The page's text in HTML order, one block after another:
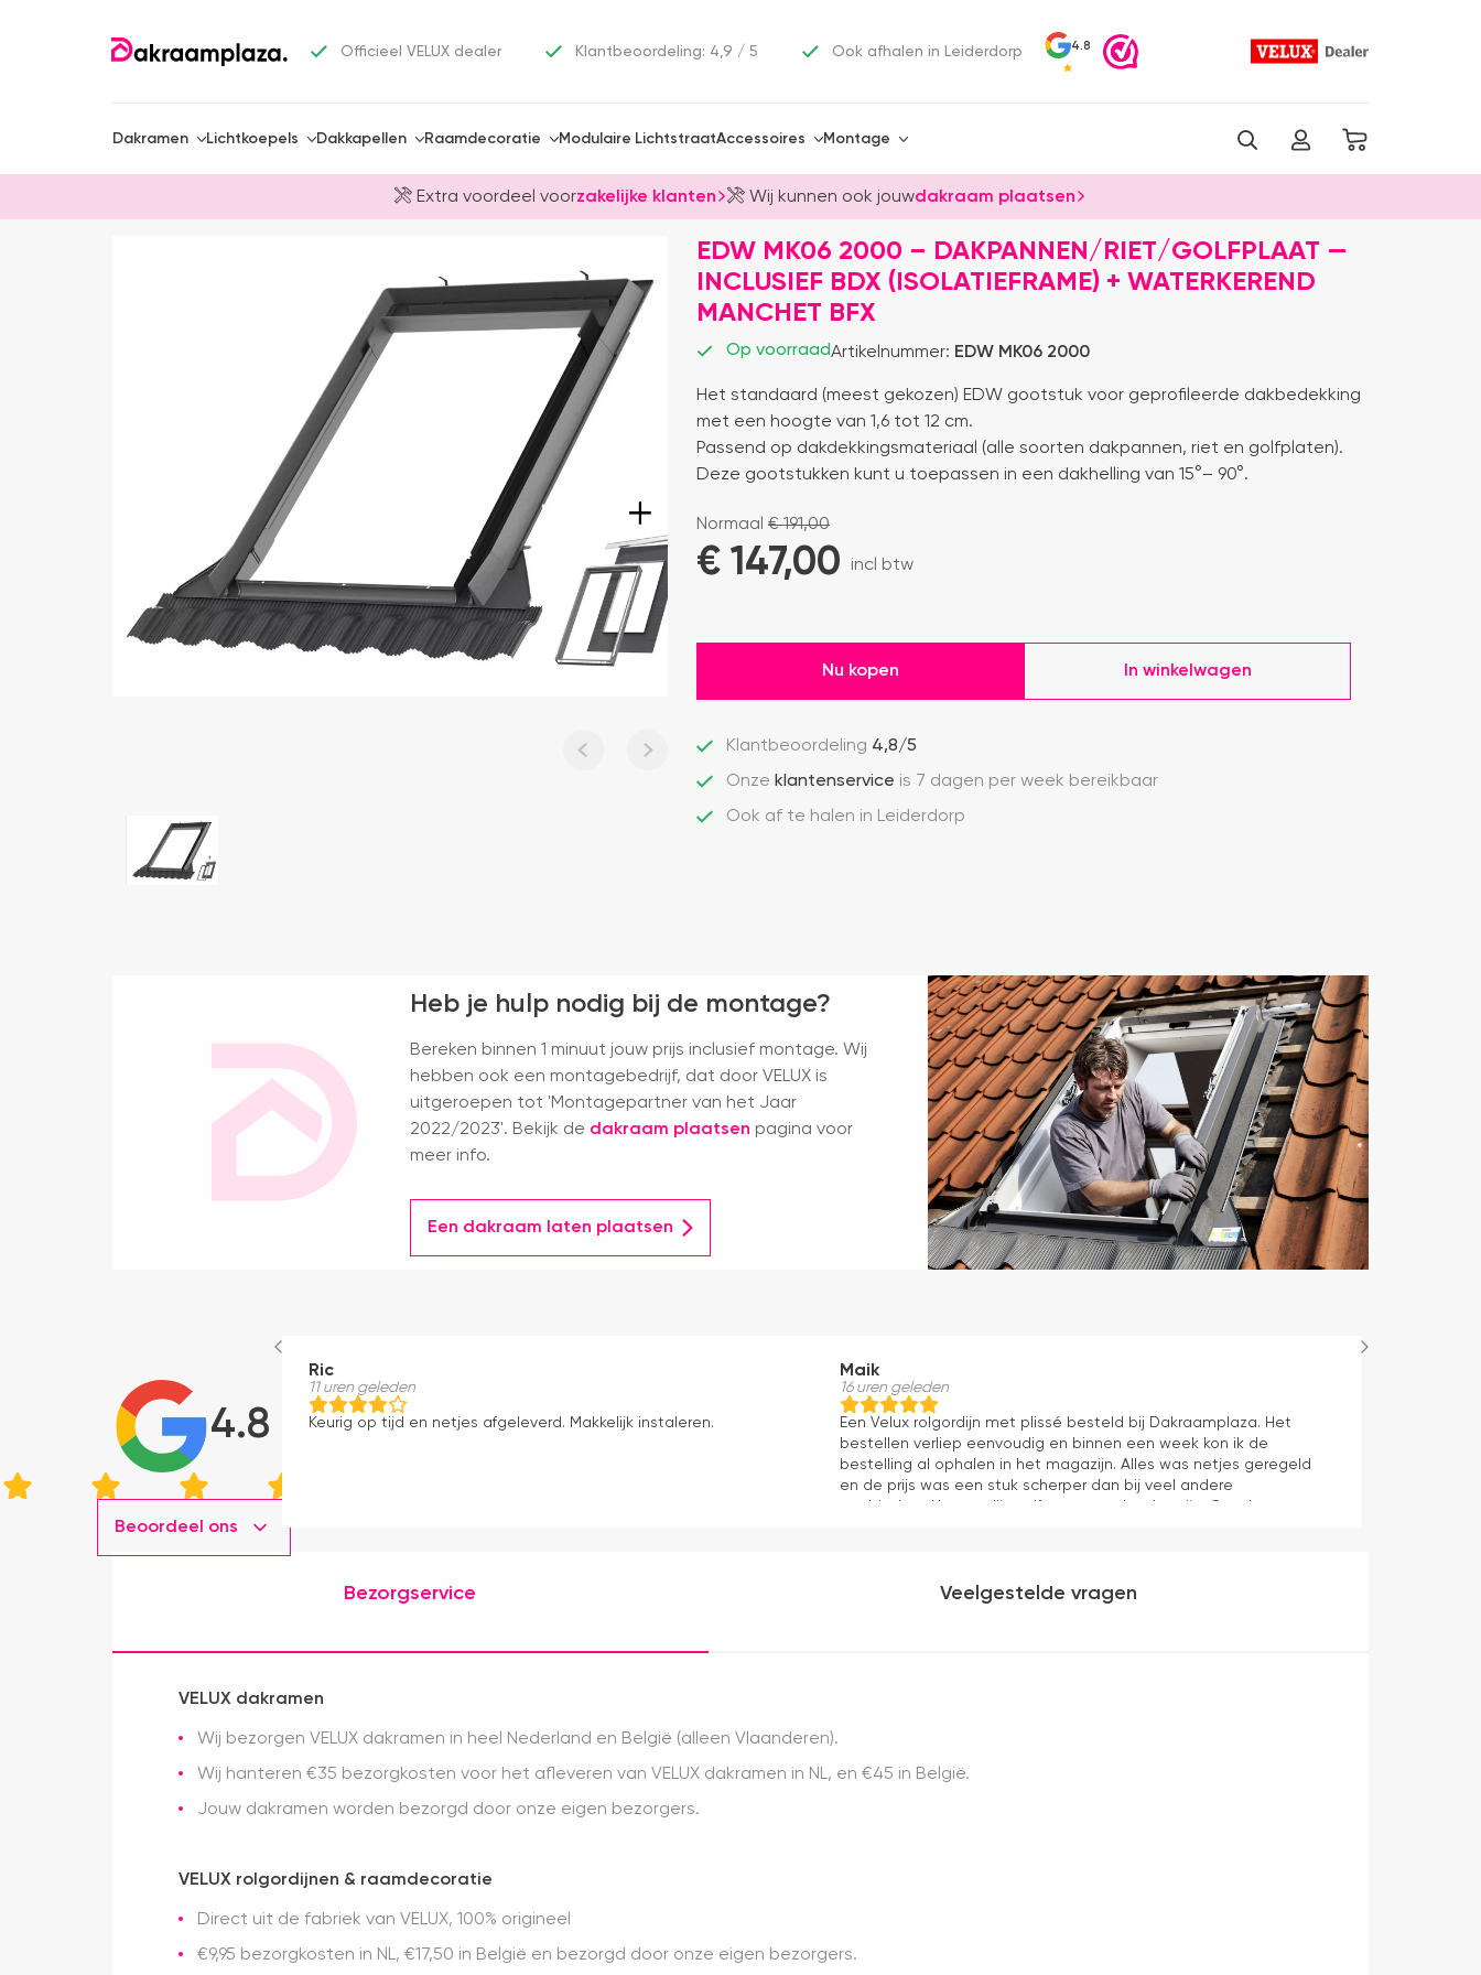
Officieel VELUX dealer Klantbeoordeling: 4,9 / 5 Ook afhalen in Leiderdorp 4.8
Dakramen Lichtkoepels Dakkapellen Raamdecoratie Modulaire LichtstraatAccessoires Montage
Extra voordeel voorzakelijke klanten Wij kunnen ook jouwdakraam plaatsen
EDW MK06 2000 – DAKPANNEN/RIET/GOLFPLAAT —
INCLUSIEF BDX (ISOLATIEFRAME) + WATERKEREND
MANCHET BFX
Op voorraadArtikelnummer: EDW MK06 2000
Het standaard (meest gekozen) EDW gootstuk voor geprofileerde dakbedekking
met een hoogte van 1,6 tot 12 cm.
Passend op dakdekkingsmateriaal (alle soorten dakpannen, riet en golfplaten).
Deze gootstukken kunt u toepassen in een dakhelling van 15°– 90°.
Normaal €191,00
€ 147,00 incl btw
Nu kopen In winkelwagen
Klantbeoordeling 4,8/5
Onze klantenservice is 7 dagen per week bereikbaar
Ook af te halen in Leiderdorp
Heb je hulp nodig bij de montage?
Bereken binnen 1 minuut jouw prijs inclusief montage. Wij
hebben ook een montagebedrijf, dat door VELUX is
uitgeroepen tot 'Montagepartner van het Jaar
2022/2023'. Bekijk de dakraam plaatsen pagina voor
meer info.
Een dakraam laten plaatsen
4.8
Beoordeel ons
Ric
11 uren geleden
Keurig op tijd en netjes afgeleverd. Makkelijk instaleren.
Maik
16 uren geleden
Een Velux rolgordijn met plissé besteld bij Dakraamplaza. Het
bestellen verliep eenvoudig en binnen een week kon ik de
bestelling al ophalen in het magazijn. Alles was netjes geregeld
en de prijs was een stuk scherper dan bij veel andere
aanbieders. Het gordijn zelf mag er ook zeker zijn. Goede
Bezorgservice Veelgestelde vragen
VELUX dakramen
Wij bezorgen VELUX dakramen in heel Nederland en België (alleen Vlaanderen).
Wij hanteren €35 bezorgkosten voor het afleveren van VELUX dakramen in NL, en €45 in België.
Jouw dakramen worden bezorgd door onze eigen bezorgers.
VELUX rolgordijnen & raamdecoratie
Direct uit de fabriek van VELUX, 100% origineel
€9,95 bezorgkosten in NL, €17,50 in België en bezorgd door onze eigen bezorgers.